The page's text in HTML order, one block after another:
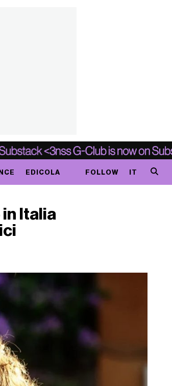
EDICOLA FOLLOW IT
in Italia